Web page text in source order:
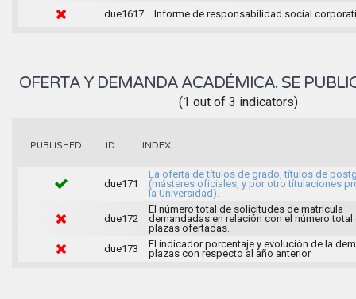
due1617
Informe de responsabilidad social
OFERTA Y DEMANDA ACADÉMICA. SE
(1 out of 3 indicators)
PUBLISHED ID INDEX
due171
La oferta de títulos de grado, títulos de
(másteres oficiales, y por otro títulaciones
la Universidad).
due172
El número total de solicitudes de matrícula
demandadas en relación con el número total
plazas ofertadas.
due173
El indicador porcentaje y evolución de la
plazas con respecto al año anterior.